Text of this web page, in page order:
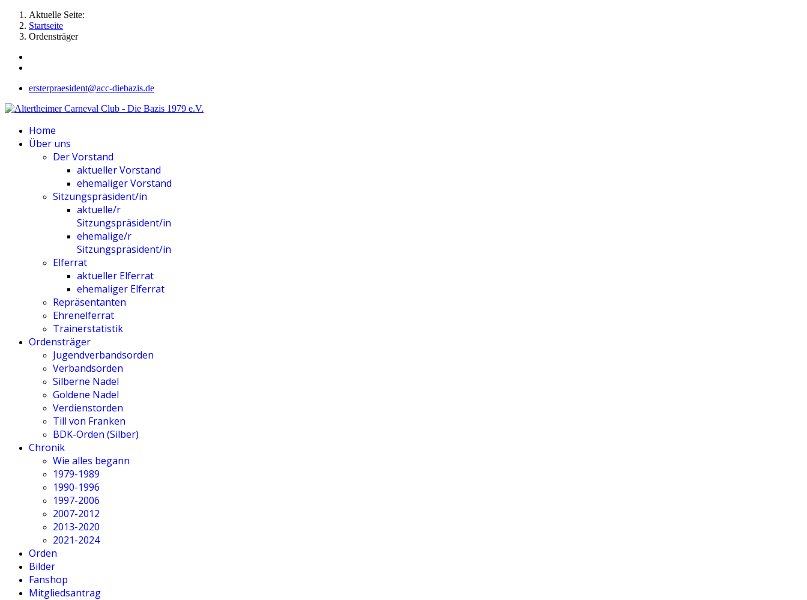
Aktuelle Seite:
Startseite
Ordensträger
ersterpraesident@acc-diebazis.de
Home
Über uns
Der Vorstand
aktueller Vorstand
ehemaliger Vorstand
Sitzungspräsident/in
aktuelle/r
Sitzungspräsident/in
ehemalige/r
Sitzungspräsident/in
Elferrat
aktueller Elferrat
ehemaliger Elferrat
Repräsentanten
Ehrenelferrat
Trainerstatistik
Ordensträger
Jugendverbandsorden
Verbandsorden
Silberne Nadel
Goldene Nadel
Verdienstorden
Till von Franken
BDK-Orden (Silber)
Chronik
Wie alles begann
1979-1989
1990-1996
1997-2006
2007-2012
2013-2020
2021-2024
Orden
Bilder
Fanshop
Mitgliedsantrag